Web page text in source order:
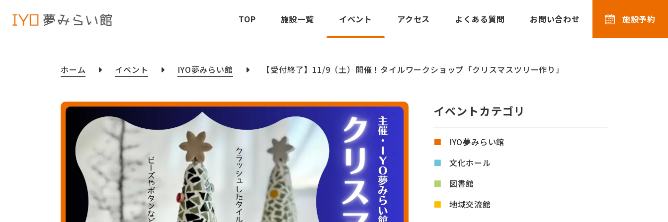
TOP 施設一覧 イベント アクセス よくある質問 お問い合わせ 施設予約
ホーム イベント IYO夢みらい館 【受付終了】11/9（土）開催！タイルワークショップ「クリスマスツリー作り」
イベントカテゴリ
IYO夢みらい館
文化ホール
図書館
地域交流館